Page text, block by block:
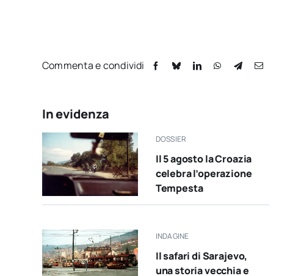
Commenta e condividi
In evidenza
DOSSIER
Il 5 agosto la Croazia
celebra l’operazione
Tempesta
INDAGINE
Il safari di Sarajevo,
una storia vecchia e